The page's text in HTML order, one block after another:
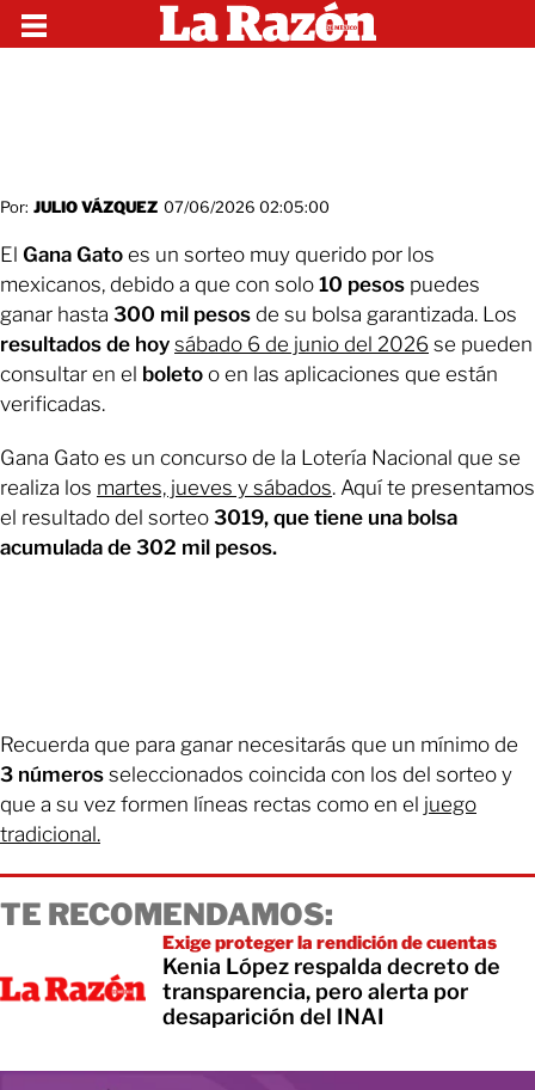
Por: JULIO VÁZQUEZ 07/06/2026 02:05:00
El Gana Gato es un sorteo muy querido por los
mexicanos, debido a que con solo 10 pesos puedes
ganar hasta 300 mil pesos de su bolsa garantizada. Los
resultados de hoy sábado 6 de junio del 2026 se pueden
consultar en el boleto o en las aplicaciones que están
verificadas.
Gana Gato es un concurso de la Lotería Nacional que se
realiza los martes, jueves y sábados. Aquí te presentamos
el resultado del sorteo 3019, que tiene una bolsa
acumulada de 302 mil pesos.
Recuerda que para ganar necesitarás que un mínimo de
3 números seleccionados coincida con los del sorteo y
que a su vez formen líneas rectas como en el juego
tradicional.
TE RECOMENDAMOS:
Exige proteger la rendición de cuentas
Kenia López respalda decreto de
transparencia, pero alerta por
desaparición del INAI